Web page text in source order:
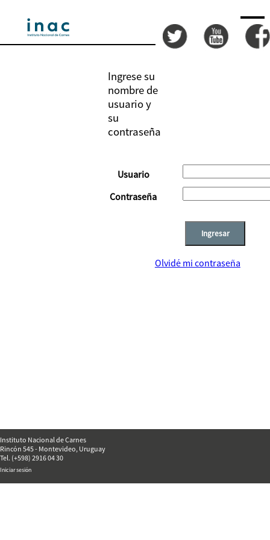
Ingrese su
nombre de
usuario y
su
contraseña
Usuario
Contraseña
Olvidé mi contraseña
Instituto Nacional de Carnes
Rincón 545 - Montevideo, Uruguay
Tel. (+598) 2916 04 30
Iniciar sesión